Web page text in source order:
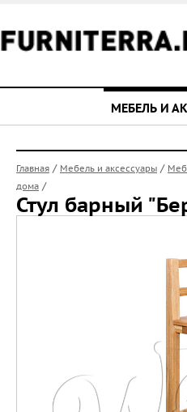
МЕБЕЛЬ И
Главная / Мебель и аксессуары /
дома /
Стул барный